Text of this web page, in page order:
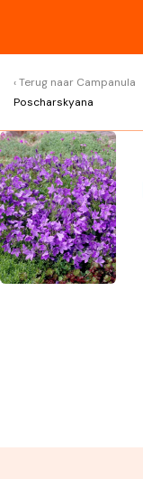
Terug naar Campanula
Poscharskyana